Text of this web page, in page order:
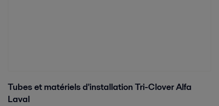
Tubes et matériels d'installation Tri-Clover Alfa
Laval